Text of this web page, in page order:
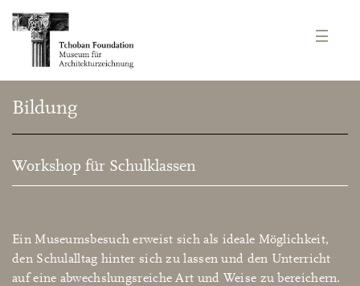
Bildung
Workshop für Schulklassen
Ein Museumsbesuch erweist sich als ideale Möglichkeit,
den Schulalltag hinter sich zu lassen und den Unterricht
auf eine abwechslungsreiche Art und Weise zu bereichern.